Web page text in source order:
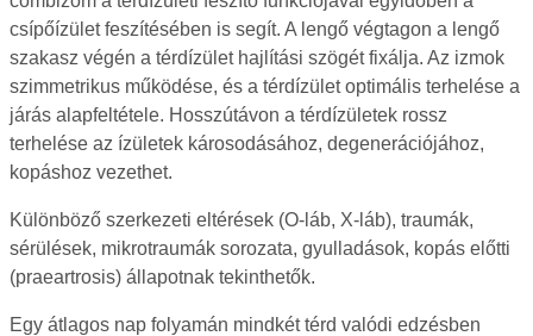
csípőízület feszítésében is segít. A lengő végtagon a lengő
szakasz végén a térdízület hajlítási szögét fixálja. Az izmok
szimmetrikus működése, és a térdízület optimális terhelése a
járás alapfeltétele. Hosszútávon a térdízületek rossz
terhelése az ízületek károsodásához, degenerációjához,
kopáshoz vezethet.
Különböző szerkezeti eltérések (O-láb, X-láb), traumák,
sérülések, mikrotraumák sorozata, gyulladások, kopás előtti
(praeartrosis) állapotnak tekinthetők.
Egy átlagos nap folyamán mindkét térd valódi edzésben